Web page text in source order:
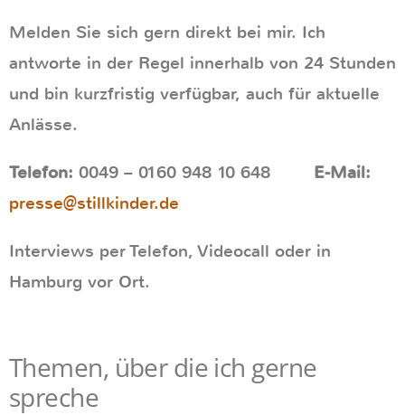
Melden Sie sich gern direkt bei mir. Ich
antworte in der Regel innerhalb von 24 Stunden
und bin kurzfristig verfügbar, auch für aktuelle
Anlässe.
Telefon: 0049 – 0160 948 10 648 E-Mail:
presse@stillkinder.de
Interviews per Telefon, Videocall oder in
Hamburg vor Ort.
Themen, über die ich gerne
spreche